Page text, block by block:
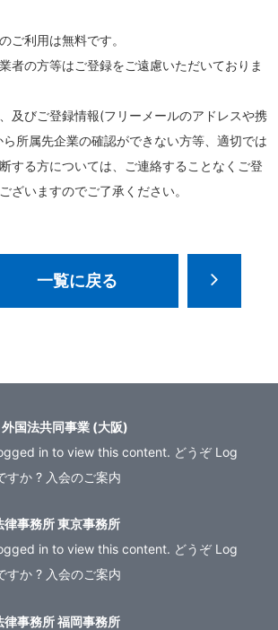
ご利用は無料です。
者の方等はご登録をご遠慮いただいておりま
及びご登録情報(フリーメールのアドレスや携
所属先企業の確認ができない⽅等、適切では
する方については、ご連絡することなくご登
ざいますのでご了承ください。
一覧に戻る
国法共同事業 (大阪)
in to view this content. どうぞ Log
すか ? 入会のご案内
事務所 東京事務所
in to view this content. どうぞ Log
すか ? 入会のご案内
事務所 福岡事務所